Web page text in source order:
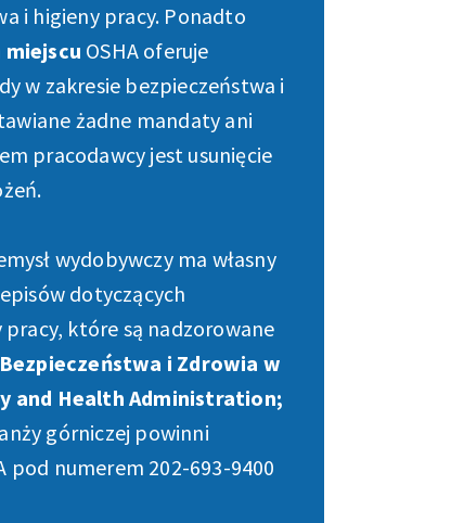
i higieny pracy. Ponadto
OSHA oferuje
w zakresie bezpieczeństwa i
żadne mandaty ani
pracodawcy jest usunięcie
wydobywczy ma własny
dotyczących
które są nadzorowane
i Zdrowia w
and Health Administration;
górniczej powinni
pod numerem 202-693-9400